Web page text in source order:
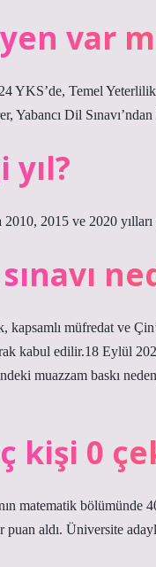
var
YKS’de, Temel
Yabancı Dil
yıl?
2010, 2015 ve 2020
kapsamlı müfredat ve
kabul edilir.18 Eylül
muazzam baskı
kişi 0
matematik bölümünde
puan aldı. Üniversite